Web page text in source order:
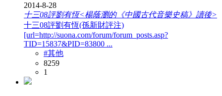
2014-8-28
十三08評劉有恆<楊蔭瀏的《中國古代音樂史稿》讀後>
十三08評劉有恆(孫新財評注)
[url=http://suona.com/forum/forum_posts.asp?
TID=15837&PID=83800 ...
#其他
8259
1